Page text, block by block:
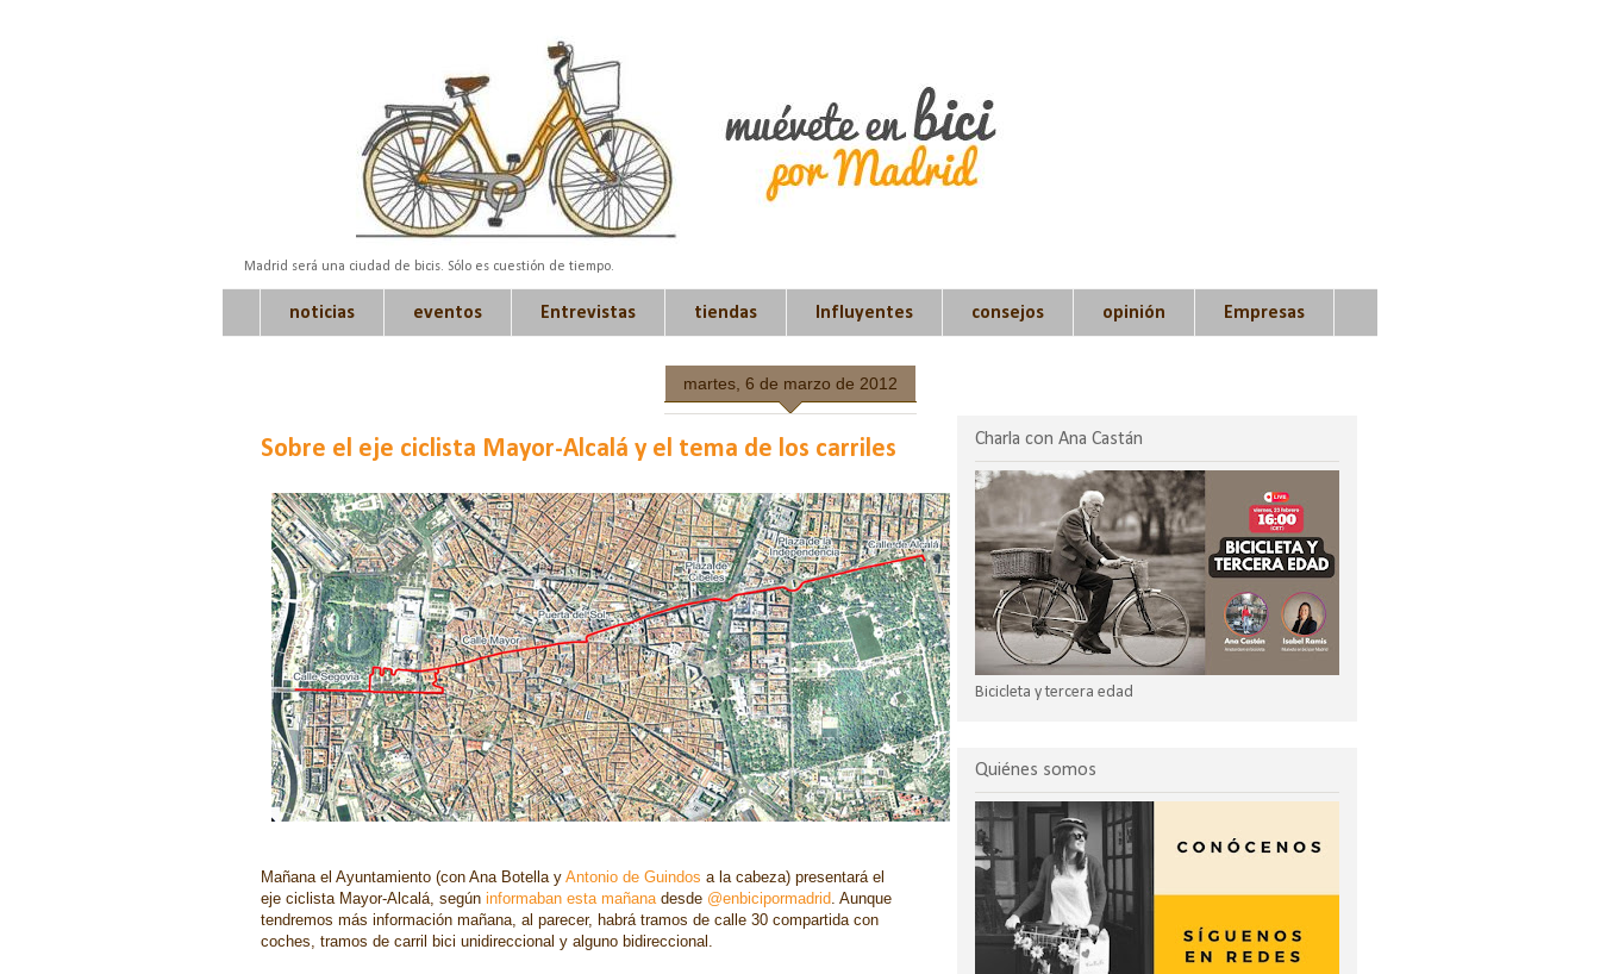
Madrid será una ciudad de bicis. Sólo es cuestión de tiempo.
noticias eventos Entrevistas tiendas Influyentes consejos opinión Empresas
martes, 6 de marzo de 2012
Sobre el eje ciclista Mayor-Alcalá y el tema de los carriles
Mañana el Ayuntamiento (con Ana Botella y Antonio de Guindos a la cabeza) presentará el
eje ciclista Mayor-Alcalá, según informaban esta mañanadesde @enbicipormadrid. Aunque
tendremos más información mañana, al parecer, habrá tramos de calle 30 compartida con
coches, tramos de carril bici unidireccional y alguno bidireccional.
Charla con Ana Castán
Bicicleta y tercera edad
Quiénes somos